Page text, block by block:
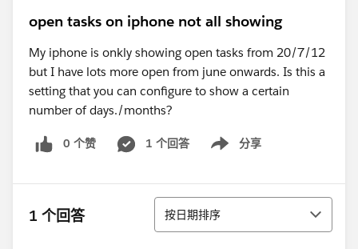
open tasks on iphone not all showing
My iphone is onkly showing open tasks from 20/7/12
but I have lots more open from june onwards. Is this a
setting that you can configure to show a certain
number of days./months?
0 个赞 1 个回答 分享
Show menu
1 个回答 排序
按日期排序